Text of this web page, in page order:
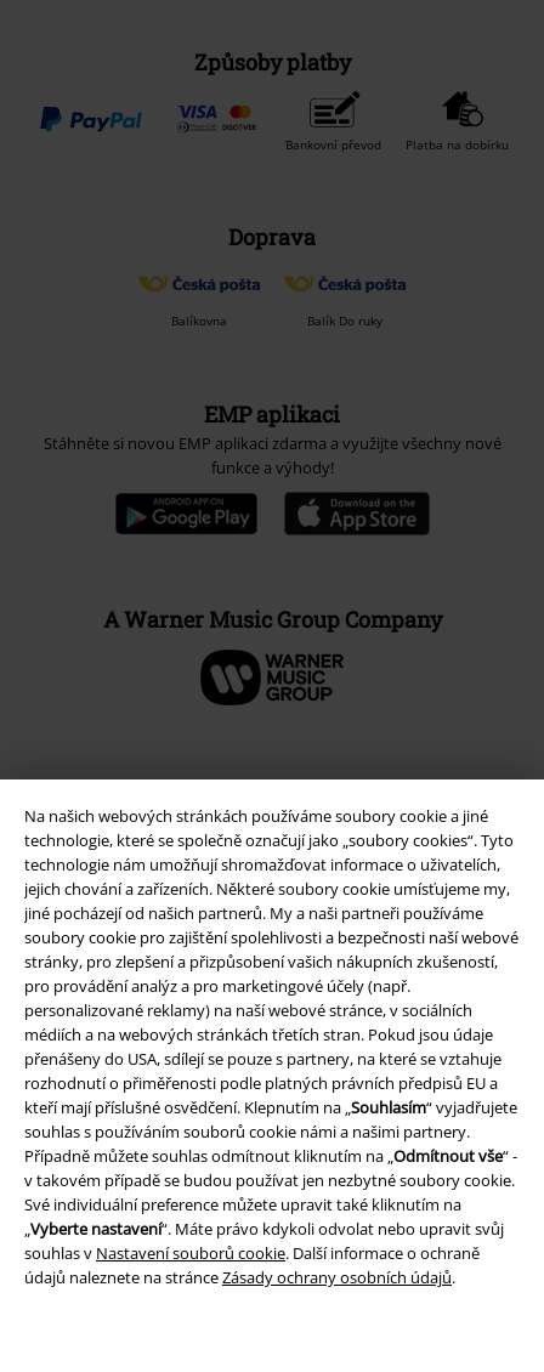
Na našich webových stránkách používáme soubory cookie a jiné
technologie, které se společně označují jako „soubory cookies“. Tyto
technologie nám umožňují shromažďovat informace o uživatelích,
jejich chování a zařízeních. Některé soubory cookie umísťujeme my,
jiné pocházejí od našich partnerů. My a naši partneři používáme
soubory cookie pro zajištění spolehlivosti a bezpečnosti naší webové
stránky, pro zlepšení a přizpůsobení vašich nákupních zkušeností,
pro provádění analýz a pro marketingové účely (např.
personalizované reklamy) na naší webové stránce, v sociálních
médiích a na webových stránkách třetích stran. Pokud jsou údaje
přenášeny do USA, sdílejí se pouze s partnery, na které se vztahuje
rozhodnutí o přiměřenosti podle platných právních předpisů EU a
kteří mají příslušné osvědčení. Klepnutím na „Souhlasím“ vyjadřujete
souhlas s používáním souborů cookie námi a našimi partnery.
Případně můžete souhlas odmítnout kliknutím na „Odmítnout vše“ -
v takovém případě se budou používat jen nezbytné soubory cookie.
Své individuální preference můžete upravit také kliknutím na
„Vyberte nastavení“. Máte právo kdykoli odvolat nebo upravit svůj
souhlas v Nastavení souborů cookie. Další informace o ochraně
údajů naleznete na stránceZásady ochrany osobních údajů.
Způsoby platby
Bankovní převod Platba na dobírku
Doprava
Balíkovna Balík Do ruky
EMP aplikaci
Stáhněte si novou EMP aplikaci zdarma a využijte všechny nové
funkce a výhody!
A Warner Music Group Company
Právní informace
Podmínky
Prohlášení
Ochrana osobních údajů
Likvidace odpadu a ochrana životního prostředí
Prohlášení o shodě
Informace o přístupnosti